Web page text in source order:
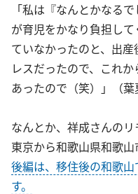
「私は『なんとかなる
が育児をかなり負担し
ていなかったのと、出
レスだったので、これ
あったので（笑）」（葉
なんとか、祥成さんのリ
東京から和歌山県和歌山
後編は、移住後の和歌
す。